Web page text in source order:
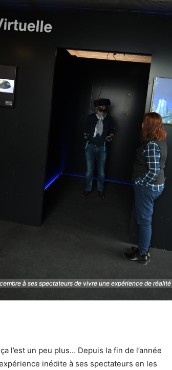
à ses spectateurs de vivre une expérience de
à ses spectateurs de vivre une expérience de
l’est un peu plus… Depuis la fin de l’année
inédite à ses spectateurs en les